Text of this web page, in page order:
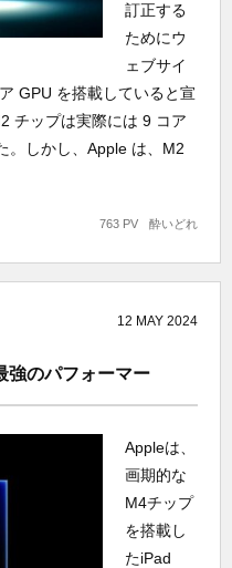
訂正する
ためにウ
ェブサイ
GPU を搭載していると宣
チップは実際には 9 コア
。しかし、Apple は、M2
酔いどれ
763 PV
12 MAY 2024
強のパフォーマー
Appleは、
画期的な
M4チップ
を搭載し
たiPad